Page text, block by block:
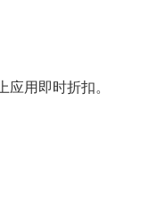
用即时折扣。